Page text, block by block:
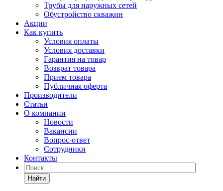
Трубы для наружных сетей
Обустройство скважин
Акции
Как купить
Условия оплаты
Условия доставки
Гарантия на товар
Возврат товара
Прием товара
Публичная оферта
Производители
Статьи
О компании
Новости
Вакансии
Вопрос-ответ
Сотрудники
Контакты
Найти